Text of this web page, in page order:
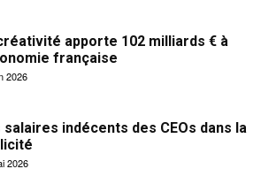
apporte 102 milliards € à
française
2026
salaires indécents des CEOs dans la
2026